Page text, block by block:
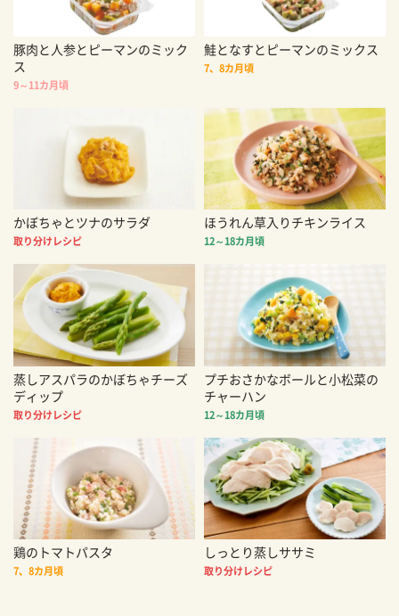
豚肉と人参とピーマンのミック
ス
9～11カ月頃
鮭となすとピーマンのミックス
7、8カ月頃
かぼちゃとツナのサラダ
取り分けレシピ
ほうれん草入りチキンライス
12～18カ月頃
蒸しアスパラのかぼちゃチーズ
ディップ
取り分けレシピ
プチおさかなボールと小松菜の
チャーハン
12～18カ月頃
鶏のトマトパスタ
7、8カ月頃
しっとり蒸しササミ
取り分けレシピ